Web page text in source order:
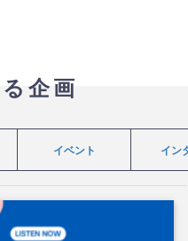
企画
イベント イン